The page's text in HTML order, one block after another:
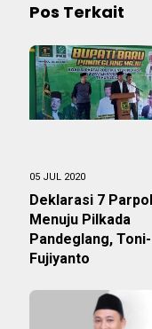
Pos Terkait
05 JUL 2020
Deklarasi 7 Parpol
Menuju Pilkada
Pandeglang, Toni-
Fujiyanto